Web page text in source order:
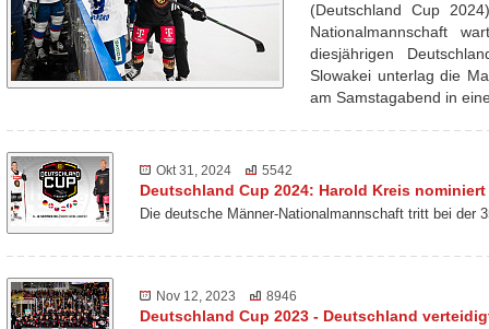
(Deutschland Cup
Nationalmannschaft
diesjährigen
Slowakei unterlag die
am Samstagabend in
Okt 31, 2024 5542
Deutschland Cup 2024: Harold Kreis
Die deutsche Männer-Nationalmannschaft tritt bei der
Nov 12, 2023 8946
Deutschland Cup 2023 - Deutschland